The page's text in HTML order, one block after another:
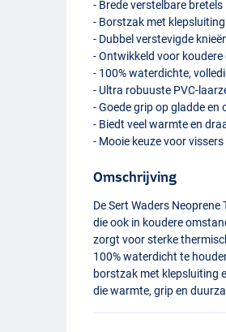
- Brede verstelbare bretels
- Borstzak met klepsluiting
- Dubbel verstevigde
- Ontwikkeld voor
- 100% waterdichte,
- Ultra robuuste PVC-
- Goede grip op gladde en
- Biedt veel warmte en
- Mooie keuze voor
Omschrijving
De Sert Waders
die ook in koudere
zorgt voor sterke
100% waterdicht te
borstzak met klepsluiting
die warmte, grip en